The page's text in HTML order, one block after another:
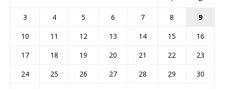
3
4 5 6 7 8
9
10
11 12 13 14 15
16
17
18 19 20 21 22
23
24
25 26 27 28 29
30